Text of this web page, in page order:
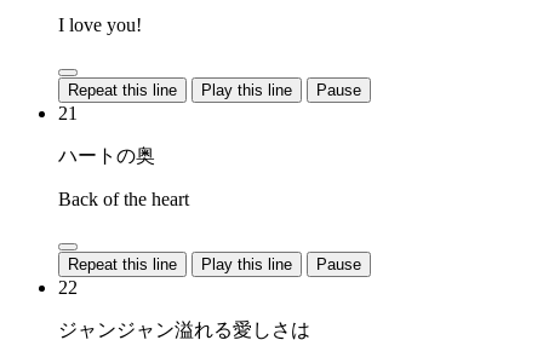
I love you!
Repeat this line Play this line Pause
21
ハートの奥
Back of the heart
Repeat this line Play this line Pause
22
ジャンジャン溢れる愛しさは